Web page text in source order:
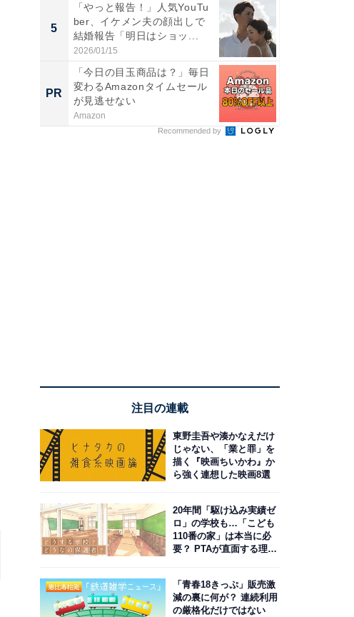
5
「やっと報告！」人気YouTu
ber、イケメン夫の顔出しで
結婚報告「明日はショッ...
2026/01/15
PR
「今日の目玉商品は？」毎日
変わるAmazonタイムセール
が見逃せない
Amazon
Recommended by
注目の連載
東野圭吾や湊かなえだけ
じゃない、「業と罪」を
描く『映画ちいかわ』か
ら強く連想した映画8選
20年間「駆け込み実績ゼ
ロ」の学校も…「こども
110番の家」は本当に必
要？ PTAが直面する理想
「青春18きっぷ」販売激
減の裏に何が？ 連続利用
の厳格化だけではない